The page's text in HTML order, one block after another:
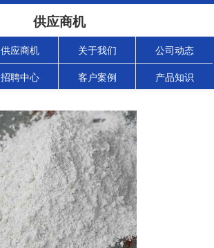
供应商机
供应商机 关于我们 公司动态
招聘中心 客户案例 产品知识